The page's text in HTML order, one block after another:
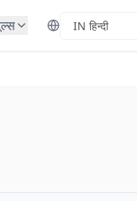
Select Language